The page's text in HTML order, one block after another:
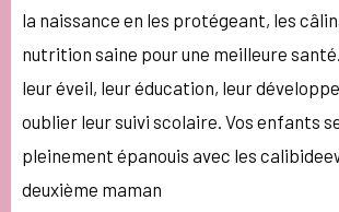
la naissance en les protégeant, les
nutrition saine pour une meilleure
leur éveil, leur éducation, leur
oublier leur suivi scolaire. Vos enfants
pleinement épanouis avec les
deuxième maman